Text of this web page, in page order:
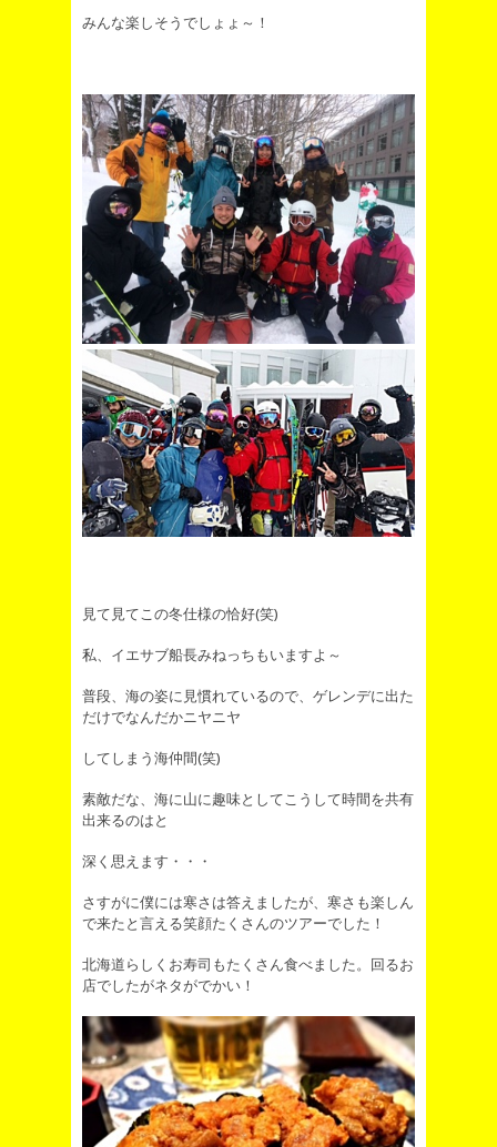
みんな楽しそうでしょょ～！
見て見てこの冬仕様の恰好(笑)
私、イエサブ船長みねっちもいますよ～
普段、海の姿に見慣れているので、ゲレンデに出た
だけでなんだかニヤニヤ
してしまう海仲間(笑)
素敵だな、海に山に趣味としてこうして時間を共有
出来るのはと
深く思えます・・・
さすがに僕には寒さは答えましたが、寒さも楽しん
で来たと言える笑顔たくさんのツアーでした！
北海道らしくお寿司もたくさん食べました。回るお
店でしたがネタがでかい！